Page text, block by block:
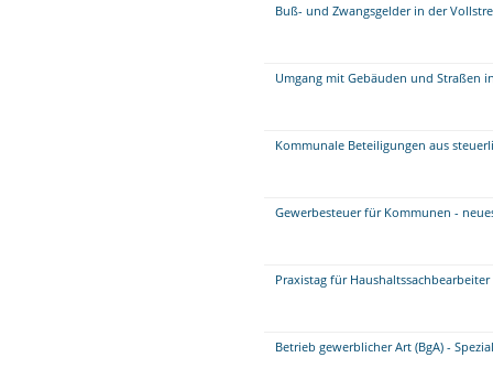
Buß- und Zwangsgelder in der
Umgang mit Gebäuden und Straßen
Kommunale Beteiligungen aus
Gewerbesteuer für Kommunen -
Praxistag für
Betrieb gewerblicher Art (BgA) -